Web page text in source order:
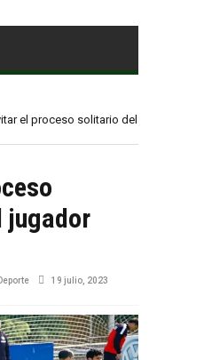
el proceso solitario del
19 julio, 2023